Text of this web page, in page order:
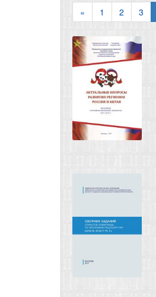
« 1 2 3